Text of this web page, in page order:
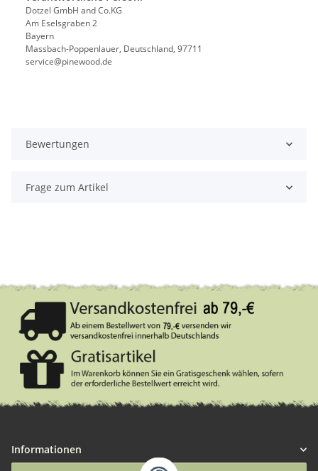
Dotzel GmbH and Co.KG
Am Eselsgraben 2
Bayern
Massbach-Poppenlauer, Deutschland, 97711
service@pinewood.de
Bewertungen
Frage zum Artikel
Informationen